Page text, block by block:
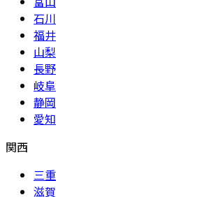
石川
福井
山梨
長野
岐阜
静岡
愛知
関西
三重
滋賀